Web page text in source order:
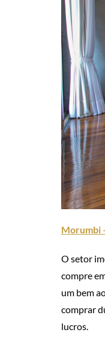
Morumbi
O setor
compre
um bem
comprar
lucros.